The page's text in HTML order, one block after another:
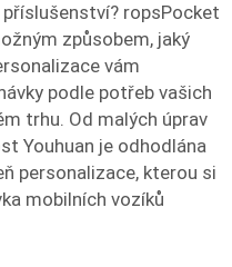
ropsPocket
způsobem, jaký
vám
podle potřeb vašich
trhu. Od malých úprav
Youhuan je odhodlána
personalizace, kterou si
mobilních vozíků